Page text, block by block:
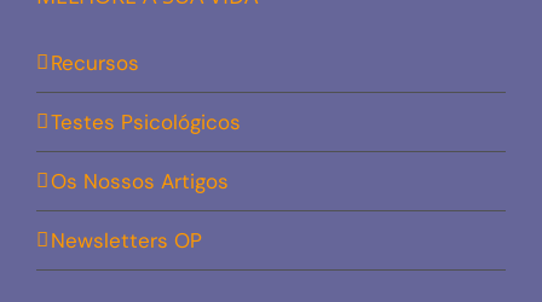
Recursos
Testes Psicológicos
Os Nossos Artigos
Newsletters OP